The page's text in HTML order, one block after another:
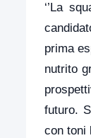
‘’La
prima
nutrito
futuro.
con toni